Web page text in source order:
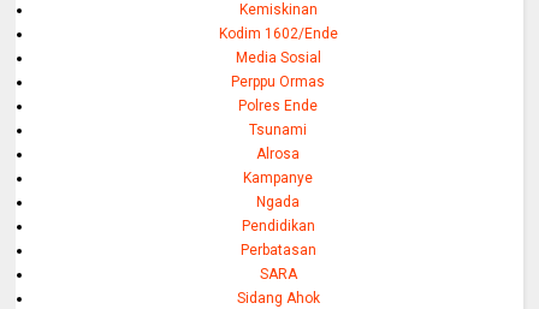
Kemiskinan
Kodim 1602/Ende
Media Sosial
Perppu Ormas
Polres Ende
Tsunami
Alrosa
Kampanye
Ngada
Pendidikan
Perbatasan
SARA
Sidang Ahok